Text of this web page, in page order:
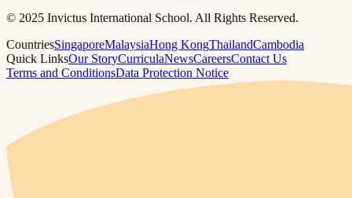
© 2025 Invictus International School. All Rights Reserved.
CountriesSingaporeMalaysiaHong KongThailandCambodia
Quick LinksOur StoryCurriculaNewsCareersContact Us
Terms and ConditionsData Protection Notice